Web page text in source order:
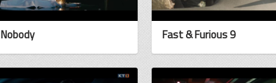
Nobody Fast & Furious 9